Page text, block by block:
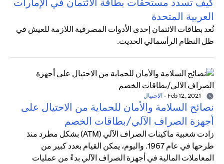
العربية المتحدة
تُعد بطاقات الائتمان إحدى الأدوات المصرفية اللازمة للعيش في
ظل النظام الرأسمالي الحديث.
- الاحتيال
نصائح السلامة والأمان للحماية من الاحتيال على
أجهزة الصراف الآلي/بطاقات الخصم
زادت شعبية ماكينات الصراف الآلي (ATM) بشكل مطرد منذ
طرحها في عام 1967. واليوم، يمكن القيام بعدد كبير من
المعاملات المالية في أجهزة الصراف الآلي بدءً من عمليات